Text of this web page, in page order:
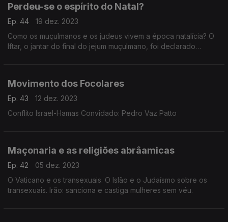
Perdeu-se o espírito do Natal?
Ep. 44
19 dez. 2023
Como os muçulmanos e os judeus vivem a época natalícia? O
Iftar, o jantar do final do jejum muçulmano, foi declarado
Movimento dos Focolares
Ep. 43
12 dez. 2023
Conflito Israel-Hamas Convidado: Pedro Vaz Patto
Maçonaria e as religiões abrâamicas
Ep. 42
05 dez. 2023
O Vaticano e os transexuais. O Islão e o Judaísmo sobre os
transexuais. Irão: sanciona e castiga mulheres sem véu.